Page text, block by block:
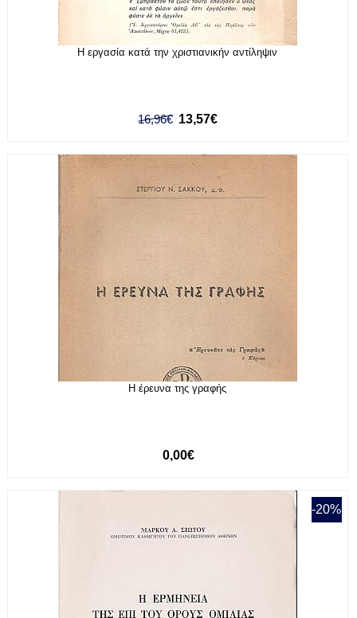
Η εργασία κατά την χριστιανικήν αντίληψιν
16,96€ 13,57€
Η έρευνα της γραφής
0,00€
-20%